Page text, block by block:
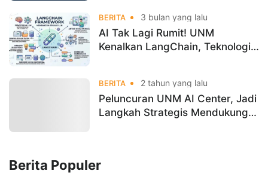
BERITA 3 bulan yang lalu
AI Tak Lagi Rumit! UNM
Kenalkan LangChain, Teknologi
BERITA 2 tahun yang lalu
Peluncuran UNM AI Center, Jadi
Langkah Strategis Mendukung
Berita Populer